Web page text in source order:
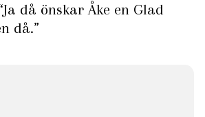
då önskar Åke en Glad
då.”